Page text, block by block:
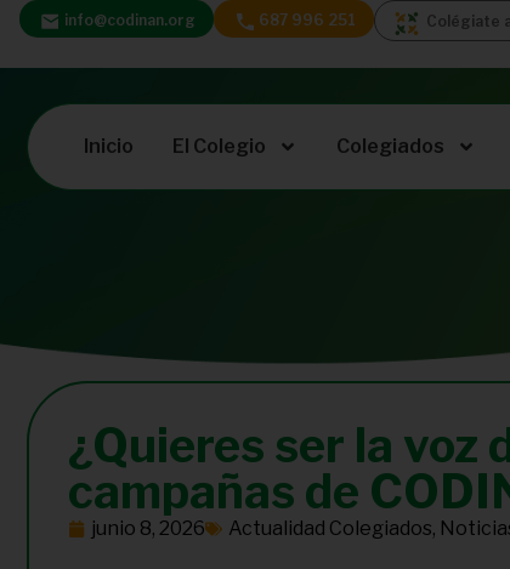
info@codinan.org 687 996 251 Colégiate
Inicio El Colegio Colegiados
¿Quieres ser la voz
campañas de
junio 8, 2026 Actualidad Colegiados,